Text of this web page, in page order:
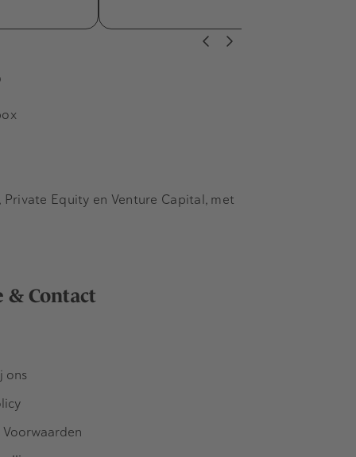
& Contact
ons
Equity en Venture Capital, met